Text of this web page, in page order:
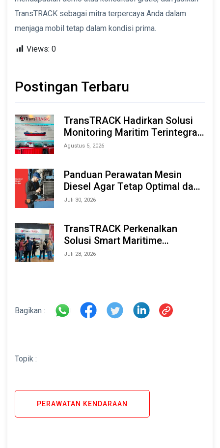
TransTRACK sebagai mitra terpercaya Anda dalam
menjaga mobil tetap dalam kondisi prima.
Views: 0
Postingan Terbaru
TransTRACK Hadirkan Solusi
Monitoring Maritim Terintegrasi
Berbasis AI & IoT di Indonesia
Agustus 5, 2026
Panduan Perawatan Mesin
Diesel Agar Tetap Optimal dan
Tahan Lama
Juli 30, 2026
TransTRACK Perkenalkan
Solusi Smart Maritime
Monitoring Berbasis AI dan IoT
Juli 28, 2026
Bagikan :
Topik :
PERAWATAN KENDARAAN